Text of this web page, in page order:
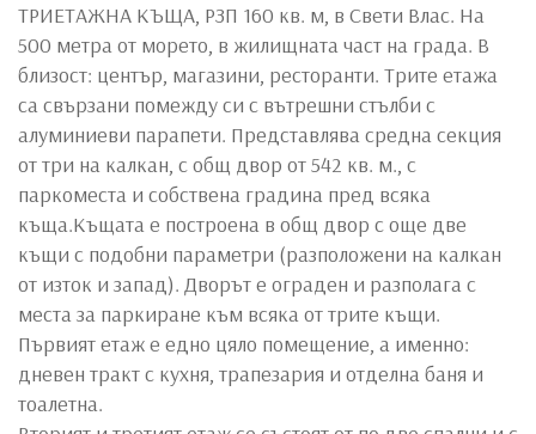
ТРИЕТАЖНА КЪЩА, РЗП 160 кв. м, в Свети Влас. На
500 метра от морето, в жилищната част на града. В
близост: център, магазини, ресторанти. Трите етажа
са свързани помежду си с вътрешни стълби с
алуминиеви парапети. Представлява средна секция
от три на калкан, с общ двор от 542 кв. м., с
паркоместа и собствена градина пред всяка
къща.Къщата е построена в общ двор с още две
къщи с подобни параметри (разположени на калкан
от изток и запад). Дворът е ограден и разполага с
места за паркиране към всяка от трите къщи.
Първият етаж е едно цяло помещение, а именно:
дневен тракт с кухня, трапезария и отделна баня и
тоалетна.